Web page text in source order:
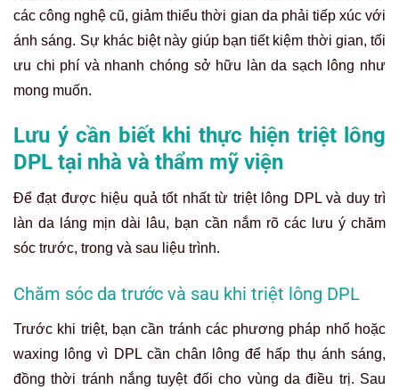
các công nghệ cũ, giảm thiểu thời gian da phải tiếp xúc với
ánh sáng. Sự khác biệt này giúp bạn tiết kiệm thời gian, tối
ưu chi phí và nhanh chóng sở hữu làn da sạch lông như
mong muốn.
Lưu ý cần biết khi thực hiện triệt lông
DPL tại nhà và thẩm mỹ viện
Để đạt được hiệu quả tốt nhất từ triệt lông DPL và duy trì
làn da láng mịn dài lâu, bạn cần nắm rõ các lưu ý chăm
sóc trước, trong và sau liệu trình.
Chăm sóc da trước và sau khi triệt lông DPL
Trước khi triệt, bạn cần tránh các phương pháp nhổ hoặc
waxing lông vì DPL cần chân lông để hấp thụ ánh sáng,
đồng thời tránh nắng tuyệt đối cho vùng da điều trị. Sau